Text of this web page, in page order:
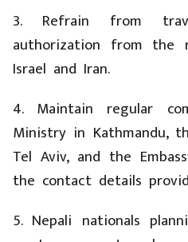
3. Refrain from
authorization from the
Israel and Iran.
4. Maintain regular
Ministry in Kathmandu,
Tel Aviv, and the
the contact details
5. Nepali nationals
or Iran are strongly